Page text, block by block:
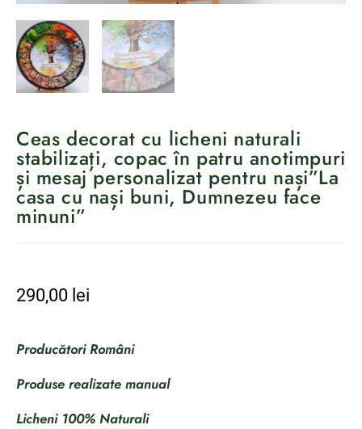
Ceas decorat cu licheni naturali
stabilizați, copac în patru anotimpuri
și mesaj personalizat pentru nași”La
casa cu nași buni, Dumnezeu face
minuni”
290,00 lei
Producători Români
Produse realizate manual
Licheni 100% Naturali